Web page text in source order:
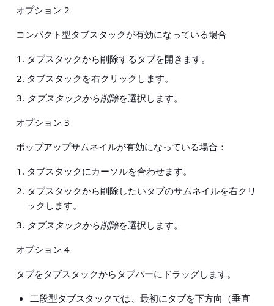
オプション 2
コンパクト型タブスタックが有効になっている場合
タブスタックから削除するタブを開きます。
タブスタックを右クリックします。
タブスタックから削除を選択します。
オプション 3
ポップアップサムネイルが有効になっている場合：
タブスタックにカーソルを合わせます。
タブスタックから削除したいタブのサムネイルを右クリ
ックします。
タブスタックから削除を選択します。
オプション 4
タブをタブスタックからタブバーにドラッグします。
二段型タブスタックでは、最初にタブを下方向（垂直